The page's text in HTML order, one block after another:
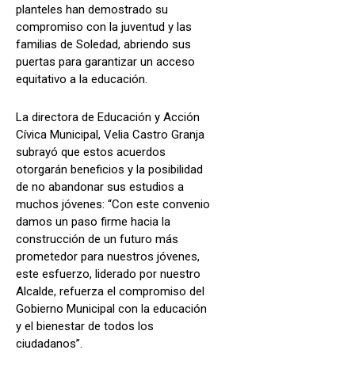
planteles han demostrado su
compromiso con la juventud y las
familias de Soledad, abriendo sus
puertas para garantizar un acceso
equitativo a la educación.
La directora de Educación y Acción
Cívica Municipal, Velia Castro Granja
subrayó que estos acuerdos
otorgarán beneficios y la posibilidad
de no abandonar sus estudios a
muchos jóvenes: “Con este convenio
damos un paso firme hacia la
construcción de un futuro más
prometedor para nuestros jóvenes,
este esfuerzo, liderado por nuestro
Alcalde, refuerza el compromiso del
Gobierno Municipal con la educación
y el bienestar de todos los
ciudadanos”.